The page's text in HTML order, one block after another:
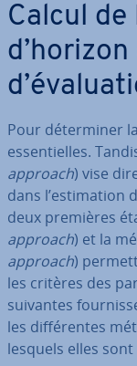
Calcul
Pour dé­ter­mi­ner
es­sen­tielles.
approach) vise
dans l’es­ti­ma­tion
deux premières
approach) et la
approach)
les critères des
suivantes
les dif­fé­rentes
lesquels elles